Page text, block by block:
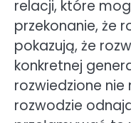
relacji, które
przekonanie, że
pokazują, że
konkretnej
rozwiedzione
rozwodzie